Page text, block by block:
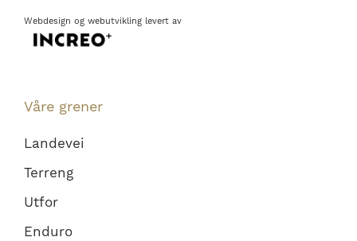
Webdesign og webutvikling levert av
Våre grener
Landevei
Terreng
Utfor
Enduro